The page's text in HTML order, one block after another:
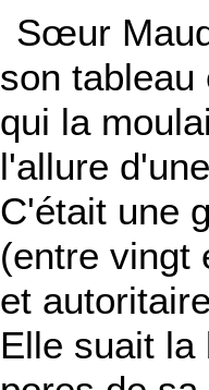
Sœur
son tableau
qui la
l'allure
C'était une
(entre vingt
et
Elle suait la